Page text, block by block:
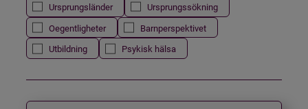
Ursprungsländer
Ursprungssökning
Oegentligheter
Barnperspektivet
Utbildning
Psykisk hälsa